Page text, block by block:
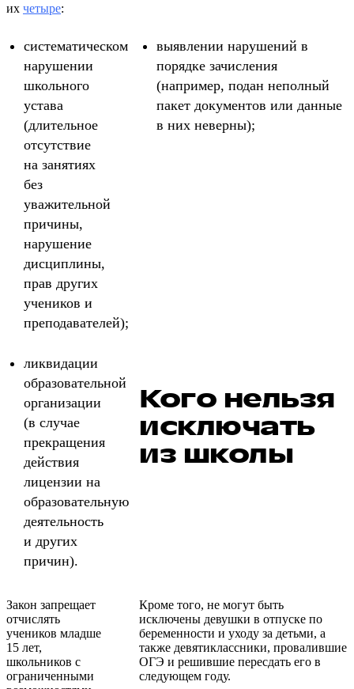
их четыре:
систематическом
нарушении
школьного
устава
(длительное
отсутствие
на занятиях
без
уважительной
причины,
нарушение
дисциплины,
прав других
учеников и
преподавателей);
выявлении нарушений в
порядке зачисления
(например, подан неполный
пакет документов или данные
в них неверны);
ликвидации
образовательной
организации
(в случае
прекращения
действия
лицензии на
образовательную
деятельность
и других
причин).
Кого нельзя
исключать
из школы
Закон запрещает
отчислять
учеников младше
15 лет,
школьников с
ограниченными
Кроме того, не могут быть
исключены девушки в отпуске по
беременности и уходу за детьми, а
также девятиклассники, провалившие
ОГЭ и решившие пересдать его в
следующем году.